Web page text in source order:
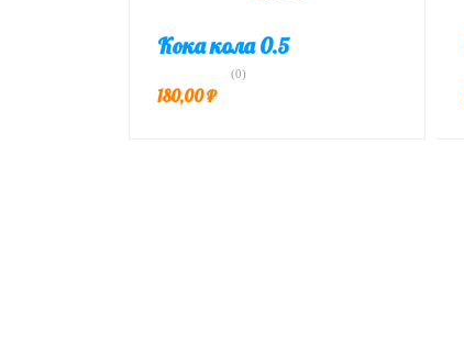
Кока кола 0.5
(0)
180,00₽